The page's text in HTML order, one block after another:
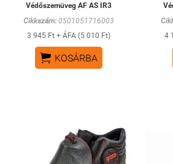
Védőszemüveg AF AS IR3
Cikkszám: 0501051716003
3 945 Ft + ÁFA (5 010 Ft)
 KOSÁRBA
4